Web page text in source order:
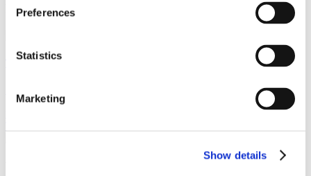
Preferences
Statistics
Marketing
Show details
Kontakt
Tue Goldschmieding